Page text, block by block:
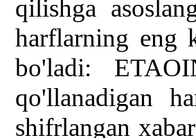
qilishga
harflarning eng
bo'ladi:
qo'llanadigan
shifrlangan